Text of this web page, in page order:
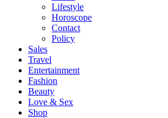
Lifestyle
Horoscope
Contact
Policy
Sales
Travel
Entertainment
Fashion
Beauty
Love & Sex
Shop